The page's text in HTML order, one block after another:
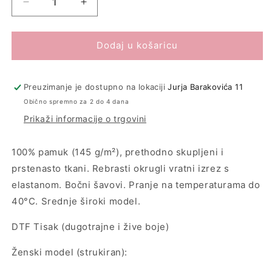
Smanji
količinu
proizvoda
&quot;Moja
Povećaj
količinu
proizvoda
Majica
&quot;Moja
Dodaj u košaricu
Preuzimanje je dostupno na lokacijiJurja Barakovića 11
Obično spremno za 2 do 4 dana
Prikaži informacije o trgovini
100% pamuk (145 g/m²), prethodno skupljeni i
prstenasto tkani. Rebrasti okrugli vratni izrez s
elastanom. Bočni šavovi. Pranje na temperaturama do
40°C. Srednje široki model.
DTF Tisak (dugotrajne i žive boje)
Ženski model (strukiran):